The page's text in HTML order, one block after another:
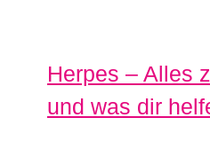
Herpes – Alles
und was dir